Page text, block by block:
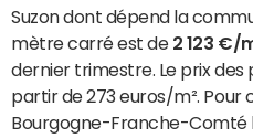
Suzon dont dépend la
mètre carré est de 2 123 €/
dernier trimestre. Le prix des
partir de 273 euros/m². Pour
Bourgogne-Franche-Comté